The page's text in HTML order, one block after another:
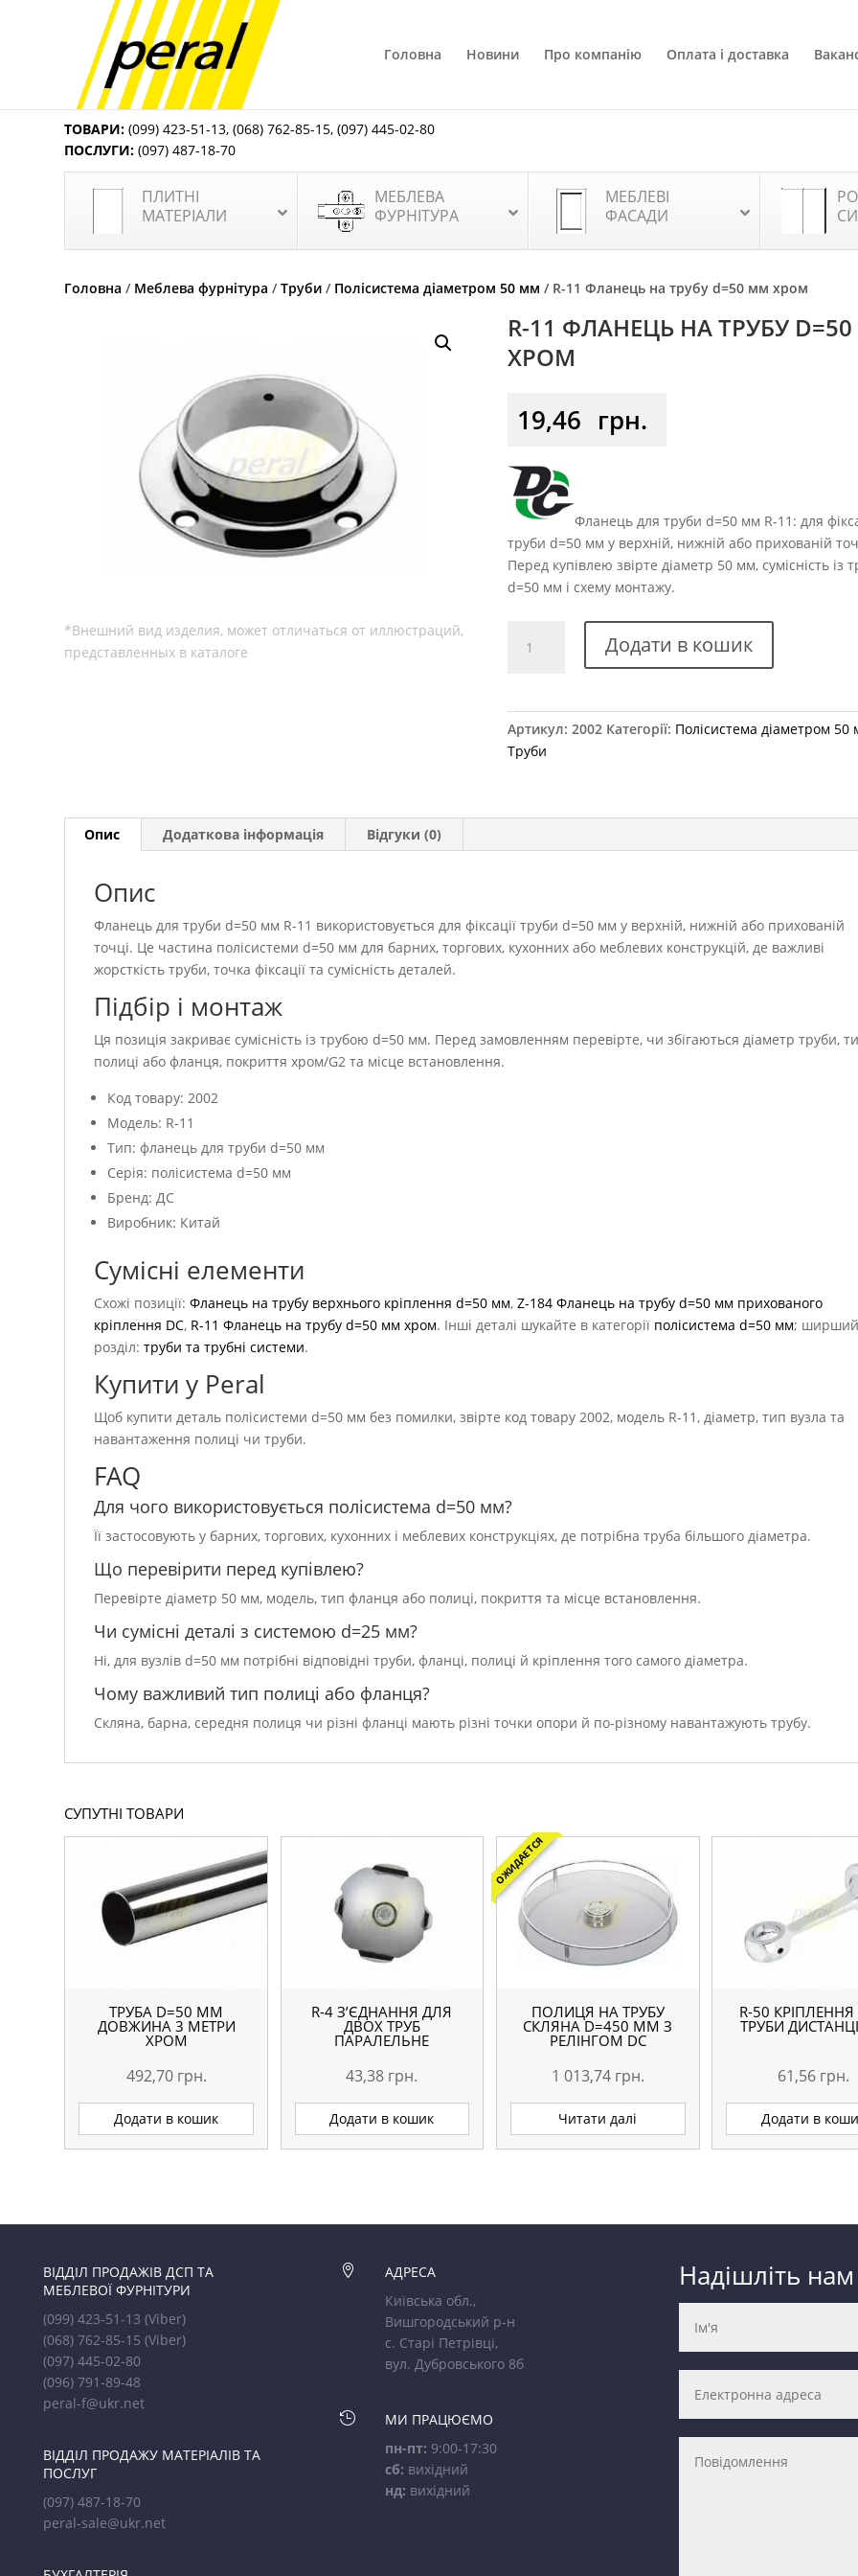
Головна Новини Про компанію Оплата і доставка
ТОВАРИ: (099) 423-51-13,(068) 762-85-15,(097) 445-02-80
ПОСЛУГИ: (097) 487-18-70
ПЛИТНІ
МАТЕРІАЛИ
МЕБЛЕВА
ФУРНІТУРА
МЕБЛЕВІ
ФАСАДИ
Головна / Меблева фурнітура /Труби / Полісистема діаметром 50 мм / R-11 Фланець на трубу d=50 мм хром
R-11 ФЛАНЕЦЬ НА ТРУБУ
ХРОМ
19,46 грн.
Фланець для труби d=50 мм R-11: для
труби d=50 мм у верхній, нижній або прихованій
Перед купівлею звірте діаметр 50 мм, сумісність із
d=50 мм і схему монтажу.
d=50
мм
Додати в кошик
Артикул:2002 Категорії: Полісистема діаметром 50
Труби
Опис Додаткова інформація Відгуки (0)
Опис
Фланець для труби d=50 мм R-11 використовується для фіксації труби d=50 мм у верхній, нижній або прихованій
точці. Це частина полісистеми d=50 мм для барних, торгових, кухонних або меблевих конструкцій, де важливі
жорсткість труби, точка фіксації та сумісність деталей.
Підбір і монтаж
Ця позиція закриває сумісність із трубою d=50 мм. Перед замовленням перевірте, чи збігаються діаметр труби,
полиці або фланця, покриття хром/G2 та місце встановлення.
Код товару: 2002
Модель: R-11
Тип: фланець для труби d=50 мм
Серія: полісистема d=50 мм
Бренд: ДС
Виробник: Китай
Сумісні елементи
Схожі позиції:Фланець на трубу верхнього кріплення d=50 мм,Z-184 Фланець на трубу d=50 мм прихованого
кріплення DC, R-11 Фланець на трубу d=50 мм хром. Інші деталі шукайте в категорії полісистема d=50 мм;
розділ:труби та трубні системи.
Купити у Peral
Щоб купити деталь полісистеми d=50 мм без помилки, звірте код товару 2002, модель R-11, діаметр, тип вузла та
навантаження полиці чи труби.
FAQ
Для чого використовується полісистема d=50 мм?
Її застосовують у барних, торгових, кухонних і меблевих конструкціях, де потрібна труба більшого діаметра.
Що перевірити перед купівлею?
Перевірте діаметр 50 мм, модель, тип фланця або полиці, покриття та місце встановлення.
Чи сумісні деталі з системою d=25 мм?
Ні, для вузлів d=50 мм потрібні відповідні труби, фланці, полиці й кріплення того самого діаметра.
Чому важливий тип полиці або фланця?
Скляна, барна, середня полиця чи різні фланці мають різні точки опори й по-різному навантажують трубу.
СУПУТНІ ТОВАРИ
ТРУБА D=50 ММ
ДОВЖИНА 3 МЕТРИ
ХРОМ
492,70 грн.
Додати в кошик
R-4 З’ЄДНАННЯ ДЛЯ
ДВОХ ТРУБ
ПАРАЛЕЛЬНЕ
43,38 грн.
Додати в кошик
ОЖИДАЕТСЯ
ПОЛИЦЯ НА ТРУБУ
СКЛЯНА D=450 ММ З
РЕЛІНГОМ DC
1 013,74 грн.
Читати далі
R-50
ТРУБИ
61,56 грн.
Додати в
ВІДДІЛ ПРОДАЖІВ ДСП ТА
МЕБЛЕВОЇ ФУРНІТУРИ
(099) 423-51-13(Viber)
(068) 762-85-15(Viber)
(097) 445-02-80
(096) 791-89-48
peral-f@ukr.net
ВІДДІЛ ПРОДАЖУ МАТЕРІАЛІВ ТА
ПОСЛУГ
(097) 487-18-70
peral-sale@ukr.net

АДРЕСА
Київська обл.,
Вишгородський р-н
с. Старі Петрівці,
вул. Дубровського 8б

МИ ПРАЦЮЄМО
пн-пт: 9:00-17:30
сб: вихідний
нд: вихідний
Надішліть